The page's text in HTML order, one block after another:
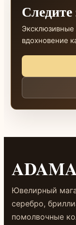
Эксклюзивные
вдохновение
Ювелирный
серебро,
помолвочные